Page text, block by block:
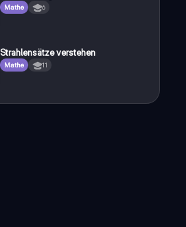
Mathe 6
Strahlensätze verstehen
Mathe 11